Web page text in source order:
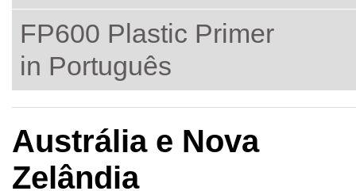
FP600 Plastic Primer
in Português
Austrália e Nova
Zelândia